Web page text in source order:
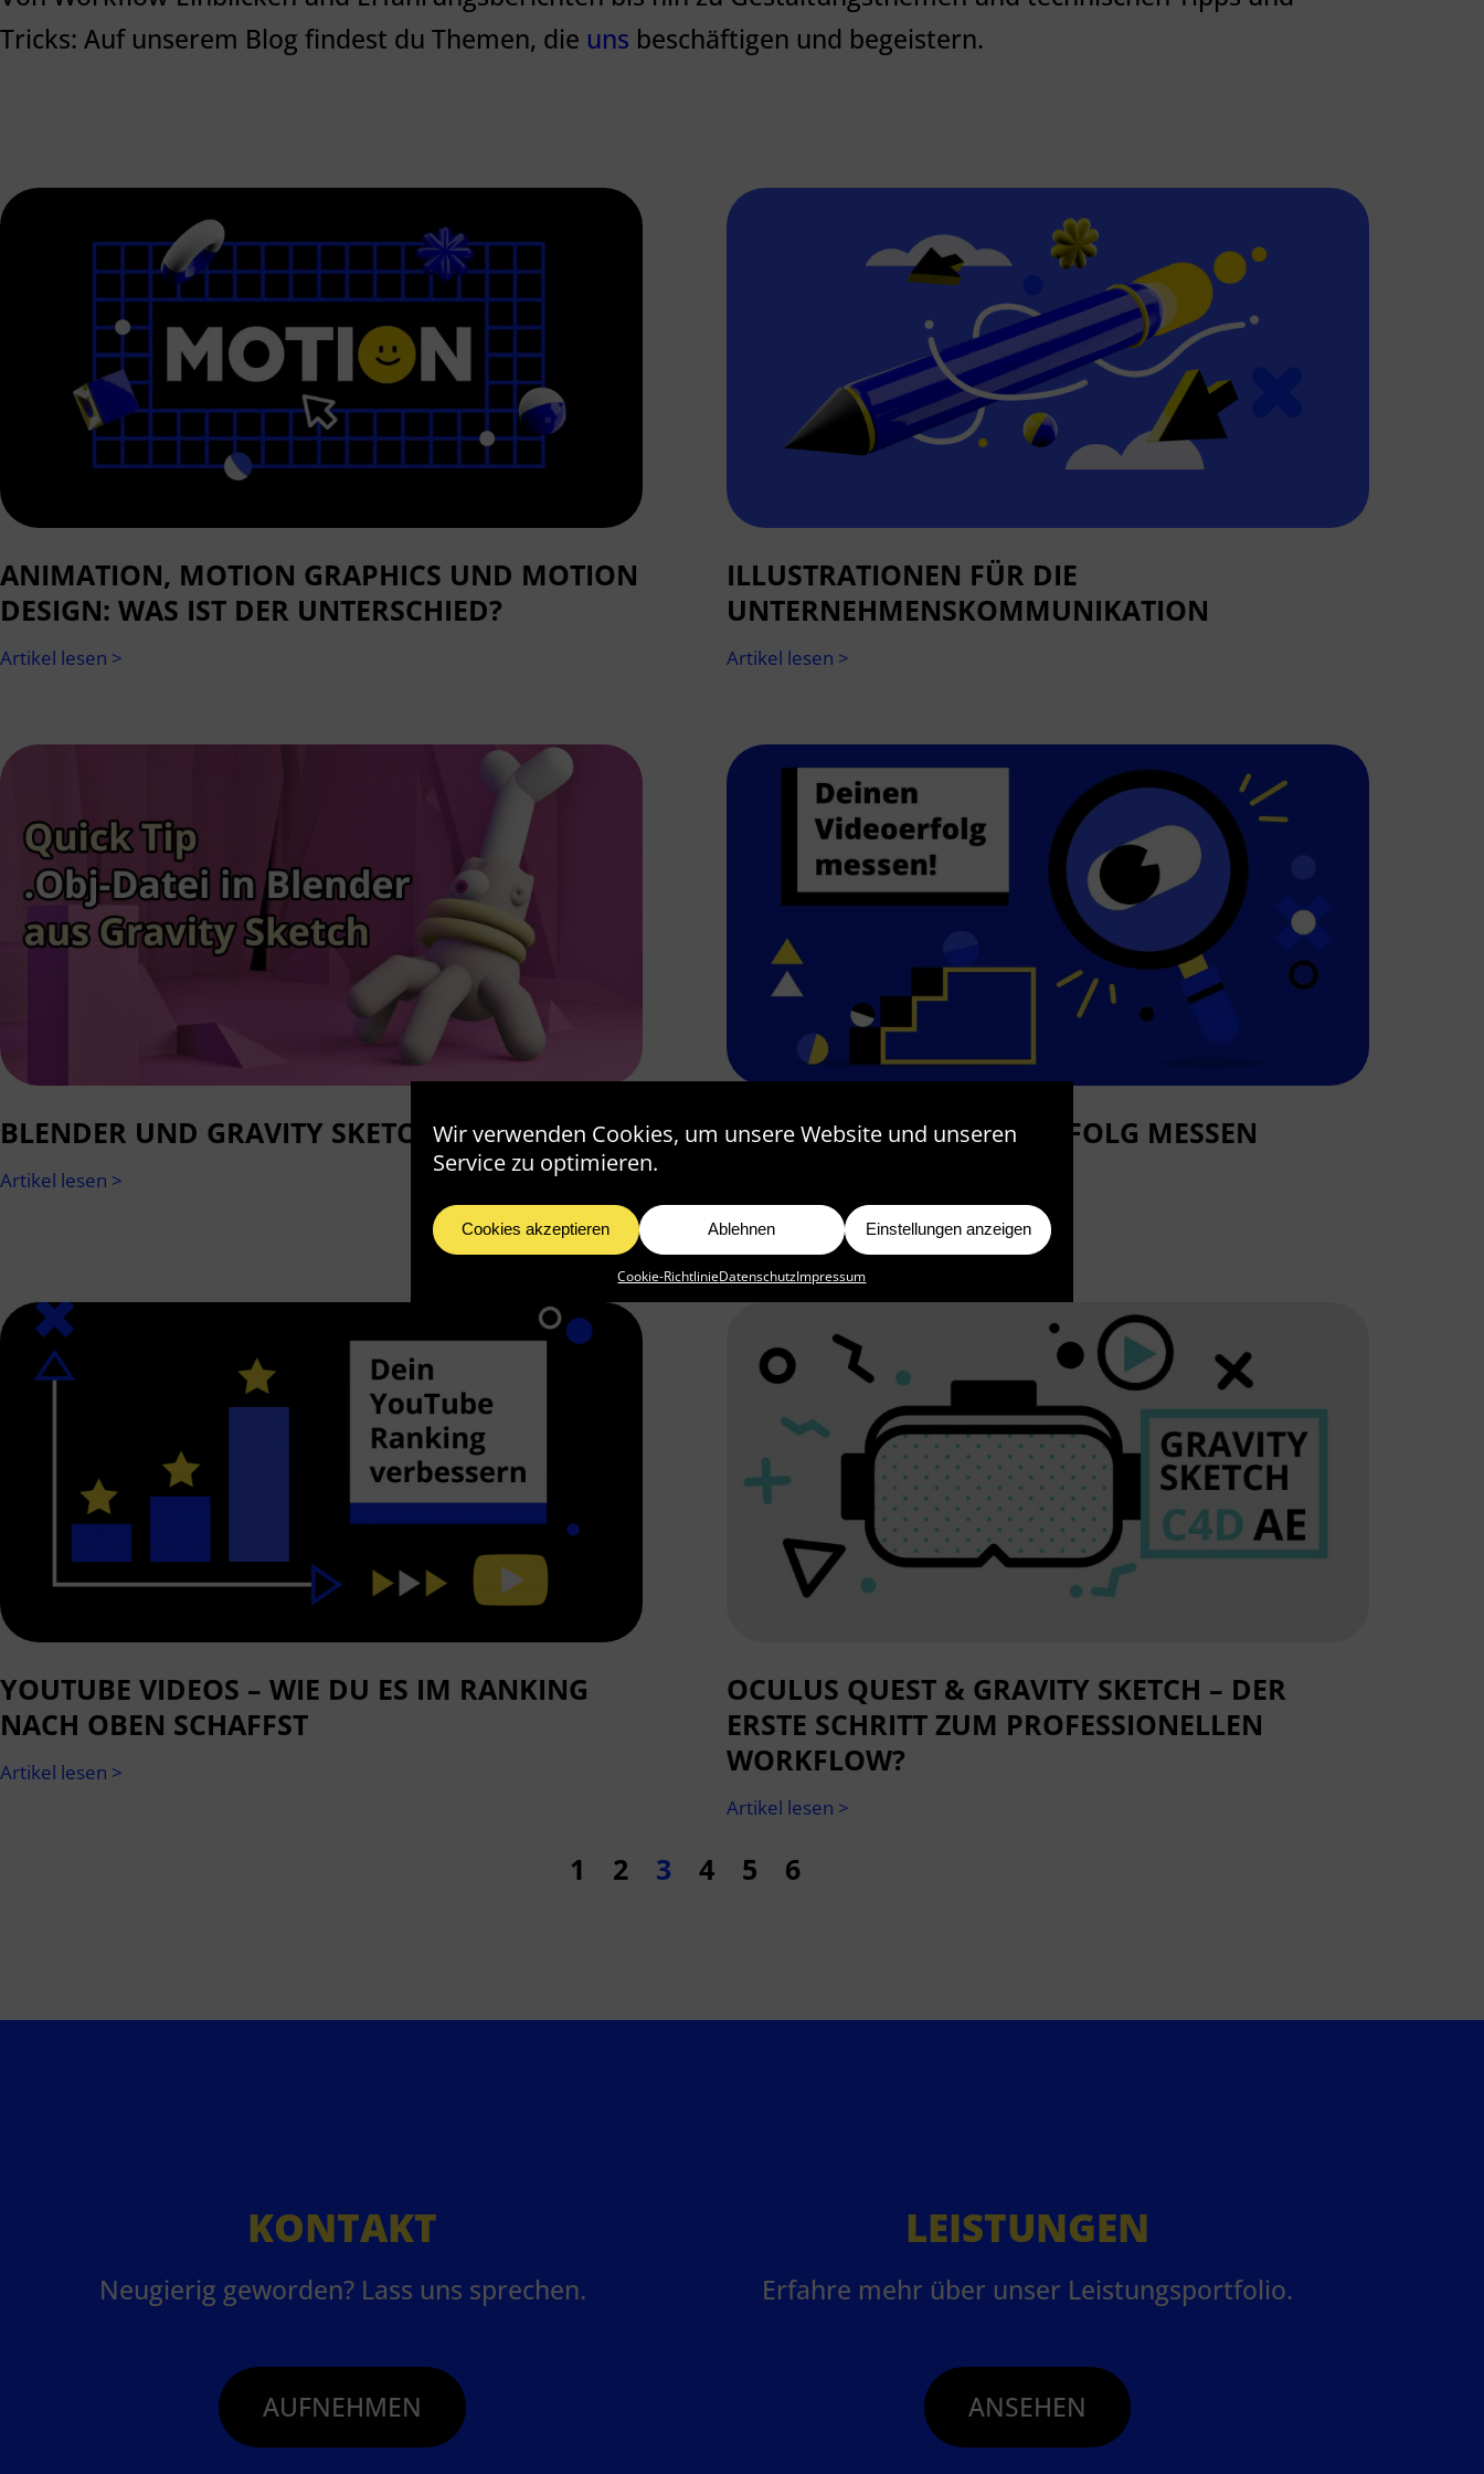
Wir verwenden Cookies, um unsere Website und unseren
Service zu optimieren.
Cookies akzeptieren Ablehnen Einstellungen anzeigen
Cookie-RichtlinieDatenschutzImpressum
Tricks: Auf unserem Blog findest du Themen, die uns beschäftigen und begeistern.
ANIMATION, MOTION GRAPHICS UND MOTION
DESIGN: WAS IST DER UNTERSCHIED?
Artikel lesen >
ILLUSTRATIONEN FÜR DIE
UNTERNEHMENSKOMMUNIKATION
Artikel lesen >
BLENDER UND GRAVITY SKETCH – QUICK TIP
Artikel lesen >
WIE DU DEINEN VIDEOERFOLG MESSEN
Artikel lesen >
YOUTUBE VIDEOS – WIE DU ES IM RANKING
NACH OBEN SCHAFFST
Artikel lesen >
OCULUS QUEST & GRAVITY SKETCH – DER
ERSTE SCHRITT ZUM PROFESSIONELLEN
WORKFLOW?
Artikel lesen >
1 2 3 4 5 6
KONTAKT
Neugierig geworden? Lass uns sprechen.
AUFNEHMEN
LEISTUNGEN
Erfahre mehr über unser Leistungsportfolio.
ANSEHEN